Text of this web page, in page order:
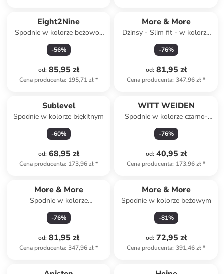
Eight2Nine
Spodnie w kolorze beżowo-
czarnym
-56%
od: 85,95 zł
Cena producenta: 195,71 zł*
More & More
Dżinsy - Slim fit - w kolorze
białym
-76%
od: 81,95 zł
Cena producenta: 347,96 zł*
Sublevel
Spodnie w kolorze błękitnym
-60%
od: 68,95 zł
Cena producenta: 173,96 zł*
WITT WEIDEN
Spodnie w kolorze czarno-
jasnoróżowym
-76%
od: 40,95 zł
Cena producenta: 173,96 zł*
More & More
Spodnie w kolorze
fioletowym
-76%
od: 81,95 zł
Cena producenta: 347,96 zł*
More & More
Spodnie w kolorze beżowym
-81%
od: 72,95 zł
Cena producenta: 391,46 zł*